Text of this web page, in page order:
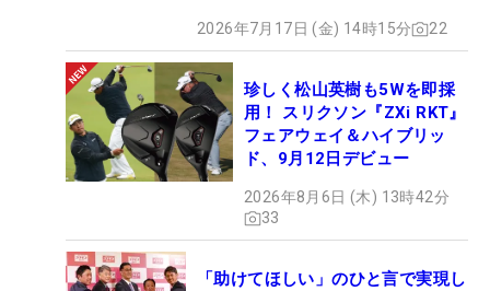
2026年7月17日 (金) 14時15分 22
珍しく松山英樹も5Wを即採
用！ スリクソン『ZXi RKT』
フェアウェイ＆ハイブリッ
ド、9月12日デビュー
2026年8月6日 (木) 13時42分
33
「助けてほしい」のひと言で実現し